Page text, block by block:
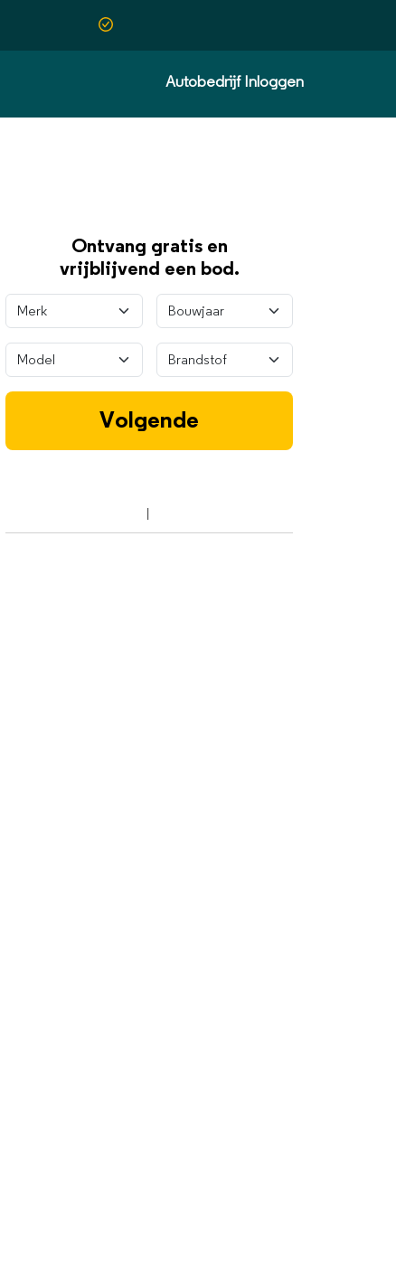
Autobedrijf Inloggen
Ontvang gratis en
vrijblijvend een bod.